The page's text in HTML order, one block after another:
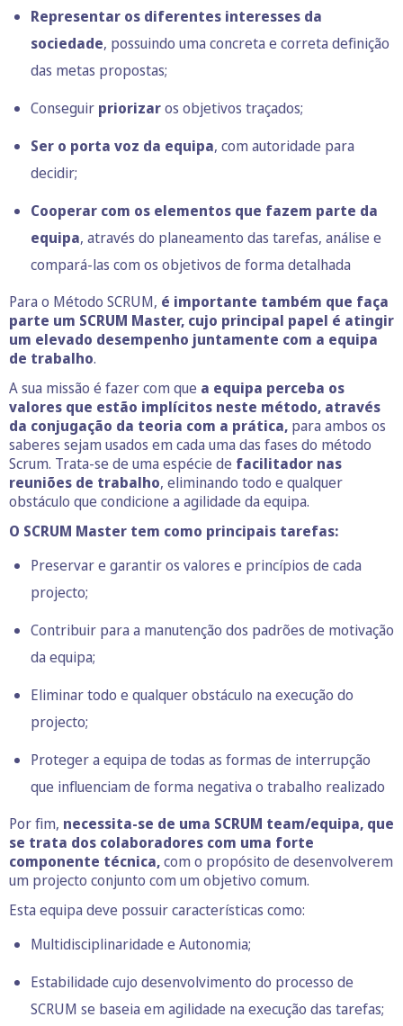
Representar os diferentes interesses da
sociedade, possuindo uma concreta e correta definição
das metas propostas;
Conseguir priorizaros objetivos traçados;
Ser o porta voz da equipa, com autoridade para
decidir;
Cooperar com os elementos que fazem parte da
equipa, através do planeamento das tarefas, análise e
compará-las com os objetivos de forma detalhada
Para o Método SCRUM, é importante também que faça
parte um SCRUM Master, cujo principal papel é atingir
um elevado desempenho juntamente com a equipa
de trabalho.
A sua missão é fazer com que a equipa perceba os
valores que estão implícitos neste método, através
da conjugação da teoria com a prática, para ambos os
saberes sejam usados em cada uma das fases do método
Scrum. Trata-se de uma espécie de facilitador nas
reuniões de trabalho, eliminando todo e qualquer
obstáculo que condicione a agilidade da equipa.
O SCRUM Master tem como principais tarefas:
Preservar e garantir os valores e princípios de cada
projecto;
Contribuir para a manutenção dos padrões de motivação
da equipa;
Eliminar todo e qualquer obstáculo na execução do
projecto;
Proteger a equipa de todas as formas de interrupção
que influenciam de forma negativa o trabalho realizado
Por fim, necessita-se de uma SCRUM team/equipa, que
se trata dos colaboradores com uma forte
componente técnica,com o propósito de desenvolverem
um projecto conjunto com um objetivo comum.
Esta equipa deve possuir características como:
Multidisciplinaridade e Autonomia;
Estabilidade cujo desenvolvimento do processo de
SCRUM se baseia em agilidade na execução das tarefas;